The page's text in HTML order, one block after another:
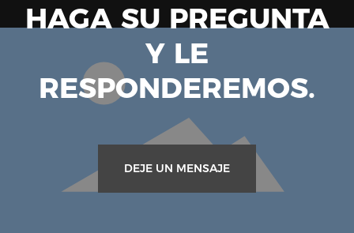
HAGA SU PREGUNTA
Y LE
RESPONDEREMOS.
DEJE UN MENSAJE